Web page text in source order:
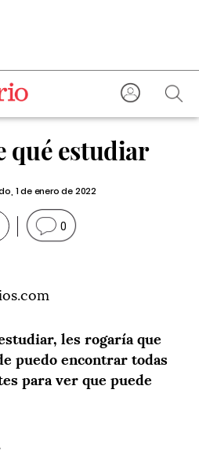
qué estudiar
1 de enero de 2022
0
les rogaría que
puedo encontrar todas
para ver que puede